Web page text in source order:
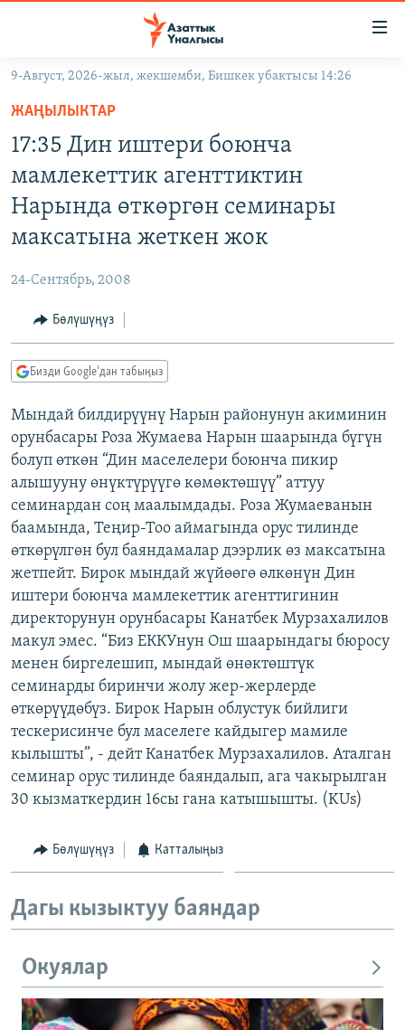
Навигацияга
өтүңүз
салыңыз
УКРАИНА
БҮГҮН АЗАТТЫКТА
ЭКСПЕРТТЕР ТАЛДАЙТ
БИЗ ЖАНА ДҮЙНӨ
ЭЖЕ-СИҢДИЛЕР
АЗАТТЫК+
ЫҢГАЙСЫЗ СУРООЛОР
ПОДКАСТ
ӨЗГӨЧӨ ПИКИР
Русский
ОНЛАЙН ШЕРИНЕ
ЭЕ/АРнун бардык сайттары
9-Август, 2026-жыл, жекшемби, Бишкек убактысы 14:26
ЖАҢЫЛЫКТАР
17:35 Дин иштери боюнча
мамлекеттик агенттиктин
Нарында өткөргөн семинары
максатына жеткен жок
24-Сентябрь, 2008
Бөлүшүңүз
Бизди Google'дан табыңыз
Мындай билдирүүнү Нарын районунун акиминин
орунбасары Роза Жумаева Нарын шаарында бүгүн
болуп өткөн “Дин маселелери боюнча пикир
алышууну өнүктүрүүгө көмөктөшүү” аттуу
семинардан соң маалымдады. Роза Жумаеванын
баамында, Теңир-Тоо аймагында орус тилинде
өткөрүлгөн бул баяндамалар дээрлик өз максатына
жетпейт. Бирок мындай жүйөөгө өлкөнүн Дин
иштери боюнча мамлекеттик агенттигинин
директорунун орунбасары Канатбек Мурзахалилов
макул эмес. “Биз ЕККУнун Ош шаарындагы бюросу
менен биргелешип, мындай өнөктөштүк
семинарды биринчи жолу жер-жерлерде
өткөрүүдөбүз. Бирок Нарын облустук бийлиги
тескерисинче бул маселеге кайдыгер мамиле
кылышты”, - дейт Канатбек Мурзахалилов. Аталган
семинар орус тилинде баяндалып, ага чакырылган
30 кызматкердин 16сы гана катышышты. (KUs)
Бөлүшүңүз Катталыңыз
Дагы кызыктуу баяндар
Окуялар